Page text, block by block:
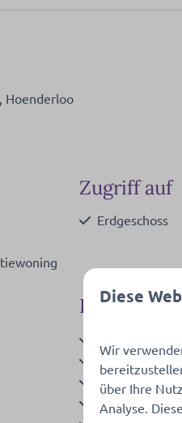
Hoenderloo
Zugriff auf
Erdgeschoss
Küche
Pfannen
Besteck
Esstisch
Diese
Wir
über Ihre
Analyse.